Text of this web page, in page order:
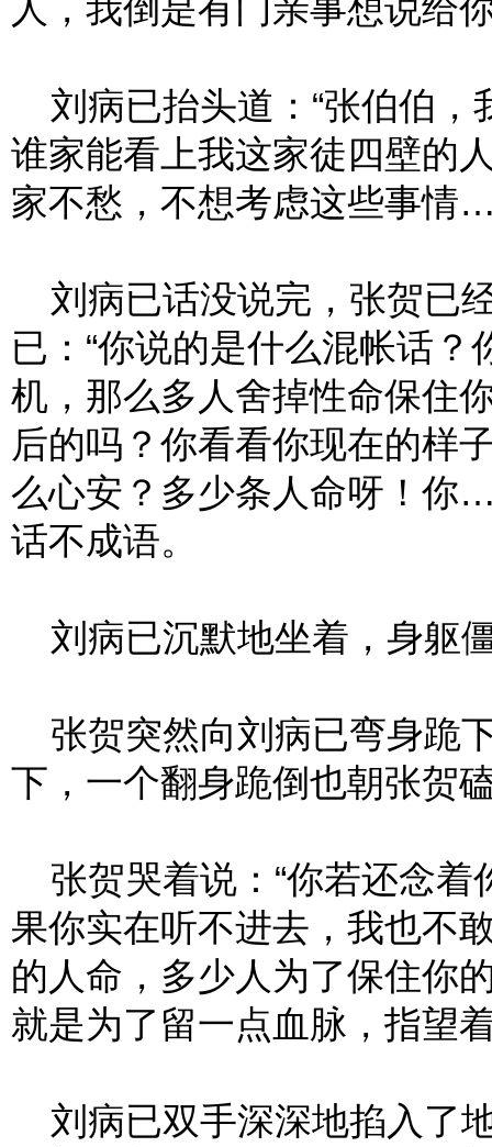
人，我倒是有门亲事想说给
刘病已抬头道：“张伯伯，
谁家能看上我这家徒四壁的
家不愁，不想考虑这些事情
刘病已话没说完，张贺已
已：“你说的是什么混帐话
机，那么多人舍掉性命保住
后的吗？你看看你现在的样
么心安？多少条人命呀！
话不成语。
刘病已沉默地坐着，身躯
张贺突然向刘病已弯身跪
下，一个翻身跪倒也朝张贺
张贺哭着说：“你若还念着
果你实在听不进去，我也不
的人命，多少人为了保住你
就是为了留一点血脉，指望
刘病已双手深深地掐入了